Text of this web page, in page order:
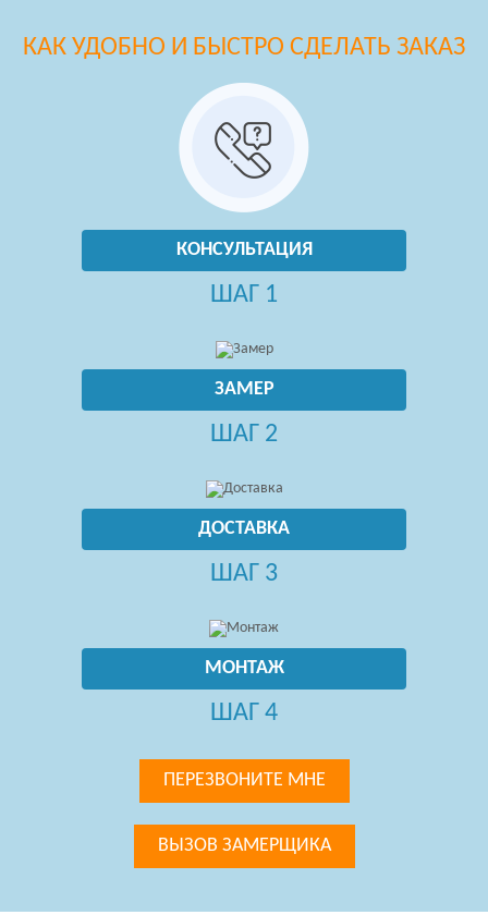
КАК УДОБНО И БЫСТРО СДЕЛАТЬ ЗАКАЗ
КОНСУЛЬТАЦИЯ
ШАГ 1
ЗАМЕР
ШАГ 2
ДОСТАВКА
ШАГ 3
МОНТАЖ
ШАГ 4
ПЕРЕЗВОНИТЕ МНЕ
ВЫЗОВ ЗАМЕРЩИКА